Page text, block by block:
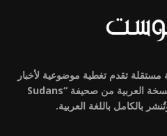
تقدم تغطية موضوعية لأخبار
السودان وجنوب السودان، وهي النسخة العربية من صحيفة “Sudans